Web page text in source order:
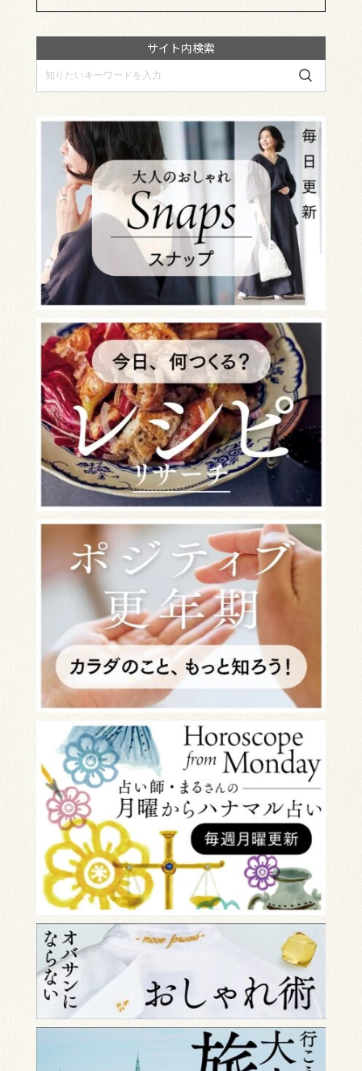
サイト内検索